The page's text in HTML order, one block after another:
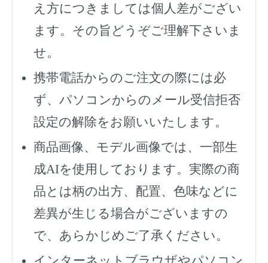
え方につきましては個人差がござい
ます。その旨どうぞご理解下さいま
せ。
携帯電話からのご注文の際には必
ず、 パソコンからのメール受信拒否
設定の解除をお願いいたします。
商品画像、モデル画像では、一部生
成AIを使用しております。実際の商
品とは柄の出方、配置、色味などに
差異が生じる場合がございますの
で、あらかじめご了承ください。
インターネットブラウザやパソコン